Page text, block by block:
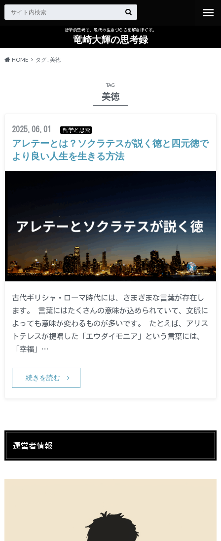
哲学的思考で、現代の生きづらさを解きほぐす。
竜崎大輝の思考録
HOME タグ : 美徳
TAG
美徳
2025.06.01 哲学と思索
アレテーとは？ソクラテスが説く徳と四元徳で
より良い人生を生きる方法
古代ギリシャ・ローマ時代には、さまざまな言葉が存在し
ます。 言葉にはたくさんの意味が込められていて、文脈に
よっても意味が変わるものが多いです。 たとえば、アリス
トテレスが提唱した「エウダイモニア」という言葉には、
「幸福」…
続きを読む
運営者情報